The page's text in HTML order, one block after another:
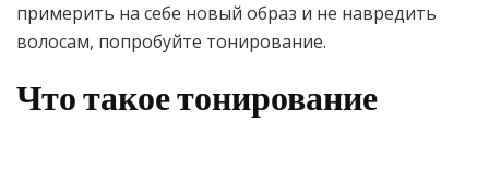
примерить на себе новый образ и не навредить
волосам, попробуйте тонирование.
Что такое тонирование